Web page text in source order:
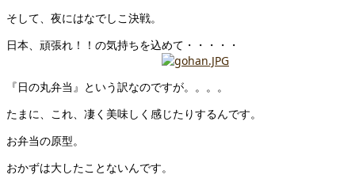
そして、夜にはなでしこ決戦。
日本、頑張れ！！の気持ちを込めて・・・・・
『日の丸弁当』という訳なのですが。。。。
たまに、これ、凄く美味しく感じたりするんです。
お弁当の原型。
おかずは大したことないんです。